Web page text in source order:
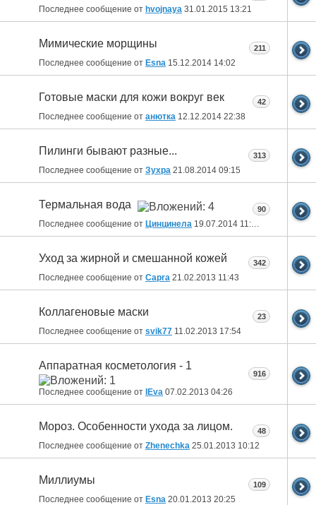
Последнее сообщение от hvojnaya 31.01.2015 13:21
Мимические морщины
Последнее сообщение от Esna 15.12.2014 14:02
211
Готовые маски для кожи вокруг век
Последнее сообщение от анютка 12.12.2014 22:38
42
Пилинги бывают разные...
Последнее сообщение от Зухра 21.08.2014 09:15
313
Термальная вода
Последнее сообщение от Цинцинела 19.07.2014 11:52
90
Уход за жирной и смешанной кожей
Последнее сообщение от Capra 21.02.2013 11:43
342
Коллагеновые маски
Последнее сообщение от svik77 11.02.2013 17:54
23
Аппаратная косметология - 1
Последнее сообщение от IEva 07.02.2013 04:26
916
Мороз. Особенности ухода за лицом.
Последнее сообщение от Zhenechka 25.01.2013 10:12
48
Миллиумы
Последнее сообщение от Esna 20.01.2013 20:25
109